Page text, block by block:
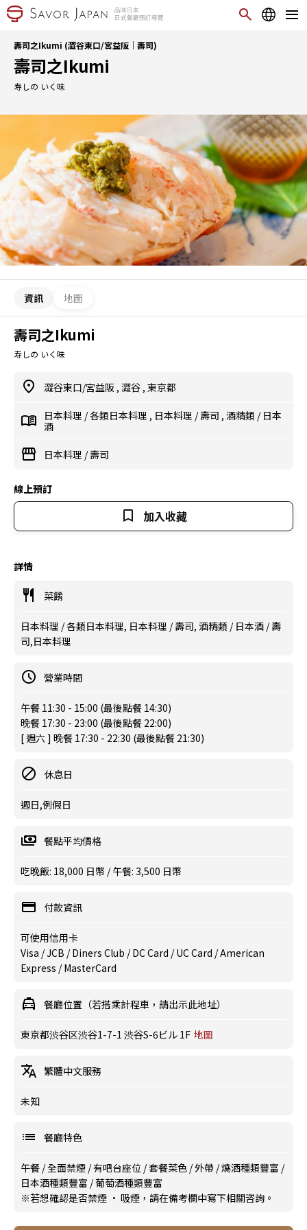
壽司之Ikumi (澀谷東口/宮益阪｜壽司)
壽司之Ikumi
寿しの いく味
資訊 地圖
壽司之Ikumi
寿しの いく味
澀谷東口/宮益阪 , 澀谷 , 東京都
日本料理 /各類日本料理 , 日本料理 /壽司 , 酒精類 / 日本
酒
日本料理 /壽司
線上預訂
加入收藏
詳情
菜餚
日本料理 / 各類日本料理, 日本料理 / 壽司, 酒精類 / 日本酒 / 壽
司,日本料理
營業時間
午餐 11:30 - 15:00 (最後點餐 14:30)
晚餐 17:30 - 23:00 (最後點餐 22:00)
[ 週六 ] 晚餐 17:30 - 22:30 (最後點餐 21:30)
休息日
週日,例假日
餐點平均價格
吃晚飯: 18,000 日幣 / 午餐: 3,500 日幣
付款資訊
可使用信用卡
Visa / JCB / Diners Club / DC Card / UC Card / American
Express / MasterCard
餐廳位置（若搭乘計程車，請出示此地址）
東京都渋谷区渋谷1-7-1 渋谷S-6ビル 1F 地圖
繁體中文服務
未知
餐廳特色
午餐 /全面禁煙 /有吧台座位 /套餐菜色 /外帶 /燒酒種類豐富 /
日本酒種類豐富 /葡萄酒種類豐富
※若想確認是否禁煙 · 吸煙，請在備考欄中寫下相關咨詢。